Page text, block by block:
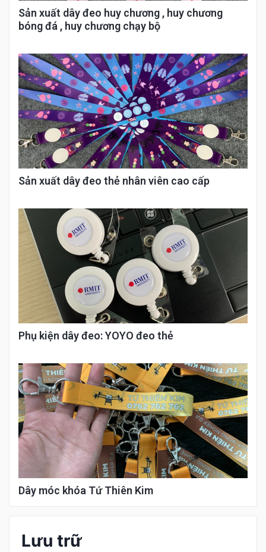
Sản xuất dây đeo huy chương , huy chương
bóng đá , huy chương chạy bộ
Sản xuất dây đeo thẻ nhân viên cao cấp
Phụ kiện dây đeo: YOYO đeo thẻ
Dây móc khóa Tứ Thiên Kim
Lưu trữ